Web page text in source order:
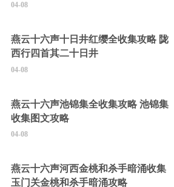
04-08
燕云十六声十日井红缨全收集攻略 陇
西行四首其二十日井
04-08
燕云十六声池锦集全收集攻略 池锦集
收集图文攻略
04-08
燕云十六声河西金桃和杀手暗涌收集
玉门关金桃和杀手暗涌攻略